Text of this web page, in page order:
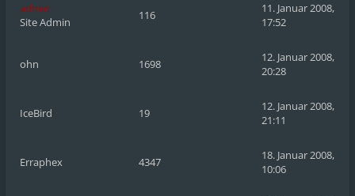
admin
Site Admin
116
11. Januar 2008,
17:52
ohn 1698
12. Januar 2008,
20:28
IceBird 19
12. Januar 2008,
21:11
Erraphex 4347
18. Januar 2008,
10:06